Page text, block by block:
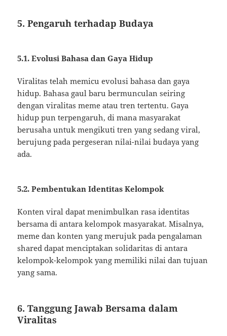
5. Pengaruh terhadap Budaya
5.1. Evolusi Bahasa dan Gaya Hidup
Viralitas telah memicu evolusi bahasa dan gaya
hidup. Bahasa gaul baru bermunculan seiring
dengan viralitas meme atau tren tertentu. Gaya
hidup pun terpengaruh, di mana masyarakat
berusaha untuk mengikuti tren yang sedang viral,
berujung pada pergeseran nilai-nilai budaya yang
ada.
5.2. Pembentukan Identitas Kelompok
Konten viral dapat menimbulkan rasa identitas
bersama di antara kelompok masyarakat. Misalnya,
meme dan konten yang merujuk pada pengalaman
shared dapat menciptakan solidaritas di antara
kelompok-kelompok yang memiliki nilai dan tujuan
yang sama.
6. Tanggung Jawab Bersama dalam
Viralitas